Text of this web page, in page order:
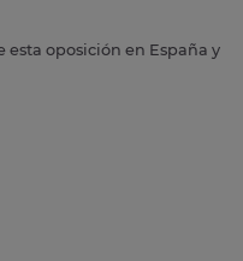
esta oposición en España y